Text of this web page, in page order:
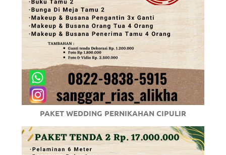
PAKET WEDDING PERNIKAHAN CIPULIR